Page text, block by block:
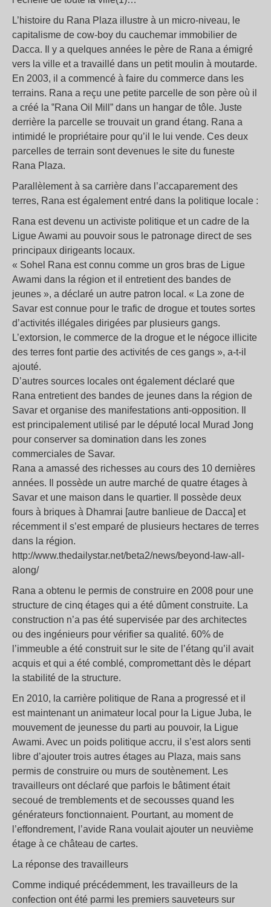
L’histoire du Rana Plaza illustre à un micro-niveau, le
capitalisme de cow-boy du cauchemar immobilier de
Dacca. Il y a quelques années le père de Rana a émigré
vers la ville et a travaillé dans un petit moulin à moutarde.
En 2003, il a commencé à faire du commerce dans les
terrains. Rana a reçu une petite parcelle de son père où il
a créé la ‟Rana Oil Mill” dans un hangar de tôle. Juste
derrière la parcelle se trouvait un grand étang. Rana a
intimidé le propriétaire pour qu’il le lui vende. Ces deux
parcelles de terrain sont devenues le site du funeste
Rana Plaza.
Parallèlement à sa carrière dans l’accaparement des
terres, Rana est également entré dans la politique locale :
Rana est devenu un activiste politique et un cadre de la
Ligue Awami au pouvoir sous le patronage direct de ses
principaux dirigeants locaux.
« Sohel Rana est connu comme un gros bras de Ligue
Awami dans la région et il entretient des bandes de
jeunes », a déclaré un autre patron local. « La zone de
Savar est connue pour le trafic de drogue et toutes sortes
d’activités illégales dirigées par plusieurs gangs.
L’extorsion, le commerce de la drogue et le négoce illicite
des terres font partie des activités de ces gangs », a-t-il
ajouté.
D’autres sources locales ont également déclaré que
Rana entretient des bandes de jeunes dans la région de
Savar et organise des manifestations anti-opposition. Il
est principalement utilisé par le député local Murad Jong
pour conserver sa domination dans les zones
commerciales de Savar.
Rana a amassé des richesses au cours des 10 dernières
années. Il possède un autre marché de quatre étages à
Savar et une maison dans le quartier. Il possède deux
fours à briques à Dhamrai [autre banlieue de Dacca] et
récemment il s’est emparé de plusieurs hectares de terres
dans la région.
http://www.thedailystar.net/beta2/news/beyond-law-all-
along/
Rana a obtenu le permis de construire en 2008 pour une
structure de cinq étages qui a été dûment construite. La
construction n’a pas été supervisée par des architectes
ou des ingénieurs pour vérifier sa qualité. 60% de
l’immeuble a été construit sur le site de l’étang qu’il avait
acquis et qui a été comblé, compromettant dès le départ
la stabilité de la structure.
En 2010, la carrière politique de Rana a progressé et il
est maintenant un animateur local pour la Ligue Juba, le
mouvement de jeunesse du parti au pouvoir, la Ligue
Awami. Avec un poids politique accru, il s’est alors senti
libre d’ajouter trois autres étages au Plaza, mais sans
permis de construire ou murs de soutènement. Les
travailleurs ont déclaré que parfois le bâtiment était
secoué de tremblements et de secousses quand les
générateurs fonctionnaient. Pourtant, au moment de
l’effondrement, l’avide Rana voulait ajouter un neuvième
étage à ce château de cartes.
La réponse des travailleurs
Comme indiqué précédemment, les travailleurs de la
confection ont été parmi les premiers sauveteurs sur